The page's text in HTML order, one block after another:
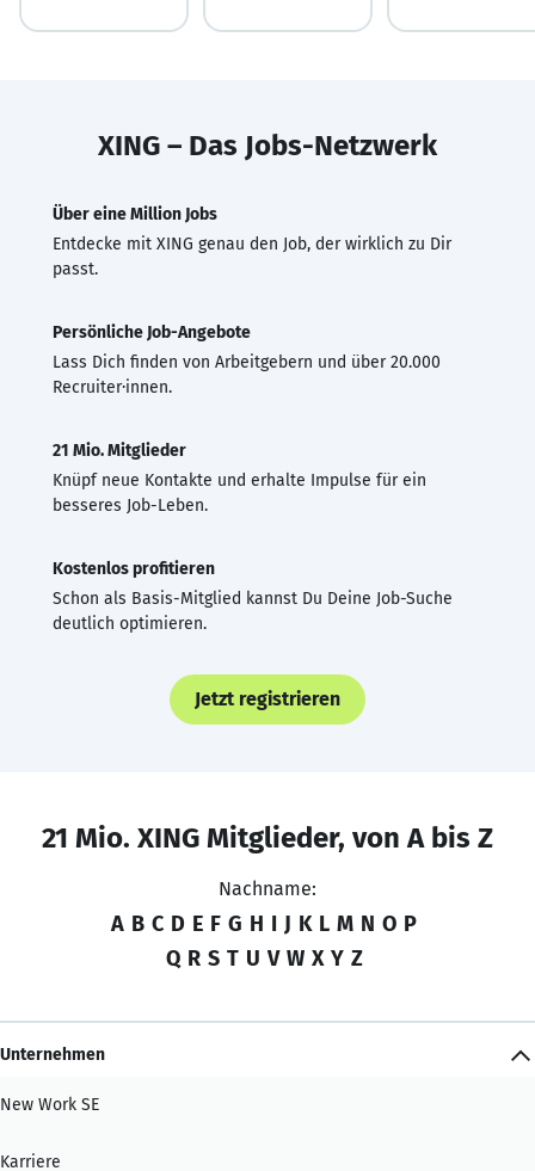
XING – Das Jobs-Netzwerk
Über eine Million Jobs
Entdecke mit XING genau den Job, der wirklich zu Dir
passt.
Persönliche Job-Angebote
Lass Dich finden von Arbeitgebern und über 20.000
Recruiter·innen.
21 Mio. Mitglieder
Knüpf neue Kontakte und erhalte Impulse für ein
besseres Job-Leben.
Kostenlos profitieren
Schon als Basis-Mitglied kannst Du Deine Job-Suche
deutlich optimieren.
Jetzt registrieren
21 Mio. XING Mitglieder, von A bis Z
Nachname:
A B C D E F G H I J K L M N O P
Q R S T U V W X Y Z
Unternehmen
New Work SE
Karriere